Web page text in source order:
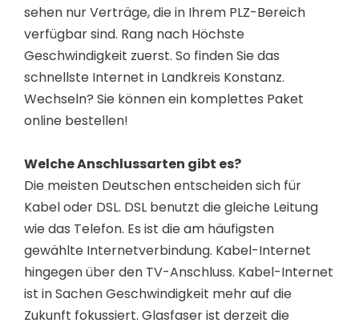
sehen nur Verträge, die in Ihrem PLZ-Bereich
verfügbar sind. Rang nach Höchste
Geschwindigkeit zuerst. So finden Sie das
schnellste Internet in Landkreis Konstanz.
Wechseln? Sie können ein komplettes Paket
online bestellen!
Welche Anschlussarten gibt es?
Die meisten Deutschen entscheiden sich für
Kabel oder DSL. DSL benutzt die gleiche Leitung
wie das Telefon. Es ist die am häufigsten
gewählte Internetverbindung. Kabel-Internet
hingegen über den TV-Anschluss. Kabel-Internet
ist in Sachen Geschwindigkeit mehr auf die
Zukunft fokussiert. Glasfaser ist derzeit die